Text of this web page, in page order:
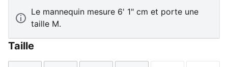
Le mannequin mesure 6' 1" cm et porte une
taille M.
Taille